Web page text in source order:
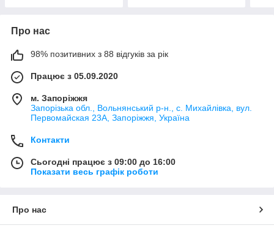
Про нас
98% позитивних з 88 відгуків за рік
Працює з 05.09.2020
м. Запоріжжя
Запорізька обл., Вольнянський р-н., с. Михайлівка, вул.
Первомайская 23А, Запоріжжя, Україна
Контакти
Сьогодні працює з 09:00 до 16:00
Показати весь графік роботи
Про нас